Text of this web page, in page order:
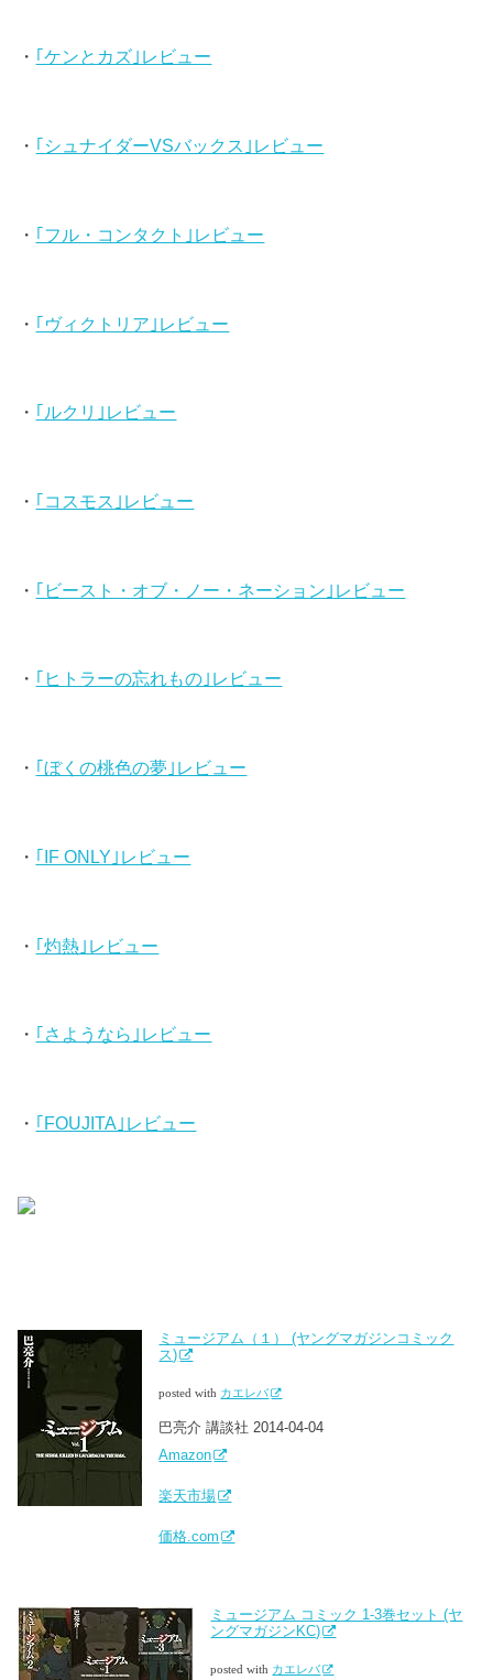
・ ｢ケンとカズ｣レビュー
・ ｢シュナイダーVSバックス｣レビュー
・ ｢フル・コンタクト｣レビュー
・ ｢ヴィクトリア｣レビュー
・ ｢ルクリ｣レビュー
・ ｢コスモス｣レビュー
・ ｢ビースト・オブ・ノー・ネーション｣レビュー
・ ｢ヒトラーの忘れもの｣レビュー
・ ｢ぼくの桃色の夢｣レビュー
・ ｢IF ONLY｣レビュー
・ ｢灼熱｣レビュー
・ ｢さようなら｣レビュー
・ ｢FOUJITA｣レビュー
ミュージアム（１） (ヤングマガジンコミック
ス)
posted with カエレバ
巴亮介 講談社 2014-04-04
Amazon
楽天市場
価格.com
ミュージアム コミック 1-3巻セット (ヤ
ングマガジンKC)
posted with カエレバ